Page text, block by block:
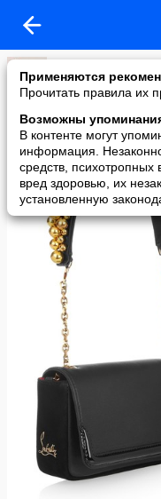
Применяются
Прочитать правила их
Возможны
В контенте могут
информация.
средств, психотропных
вред здоровью, их
установленную
Светлана
added a photo
03 Nov в 18:55